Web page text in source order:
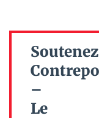
Soutenez
–
Le